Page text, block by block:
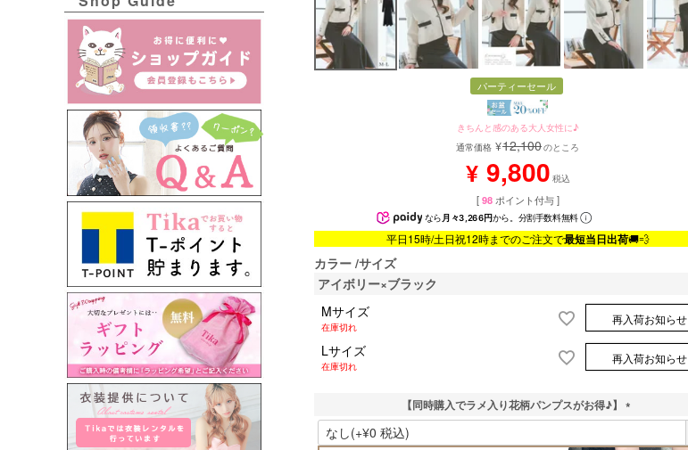
パーティーセール
きちんと感のある大人女性に♪
通常価格 ¥12,100のところ
¥ 9,800 税込
[ 98 ポイント付与 ]
なら 月々3,266円から。分割手数料無料
平日15時/土日祝12時までのご注文で最短当日出荷🚚💨
カラー サイズ
アイボリー×ブラック
Mサイズ
在庫切れ
再入荷お知らせ
Lサイズ
在庫切れ
再入荷お知らせ
【同時購入でラメ入り花柄パンプスがお得♪】
(
必